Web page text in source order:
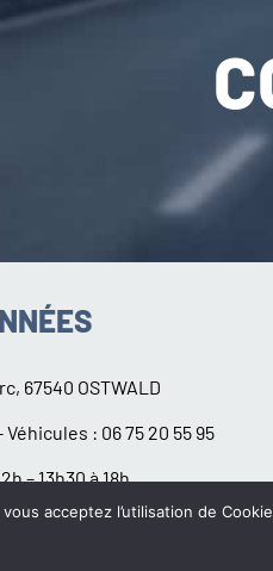
67540 OSTWALD
Véhicules : 06 75 20 55 95
– 13h30 à 18h
18h acceptez l’utilisation de